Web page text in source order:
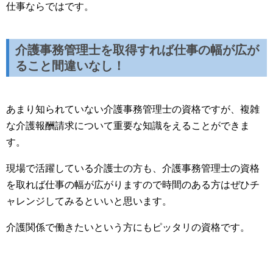
仕事ならではです。
介護事務管理士を取得すれば仕事の幅が広が
ること間違いなし！
あまり知られていない介護事務管理士の資格ですが、複雑
な介護報酬請求について重要な知識をえることができま
す。
現場で活躍している介護士の方も、介護事務管理士の資格
を取れば仕事の幅が広がりますので時間のある方はぜひチ
ャレンジしてみるといいと思います。
介護関係で働きたいという方にもピッタリの資格です。